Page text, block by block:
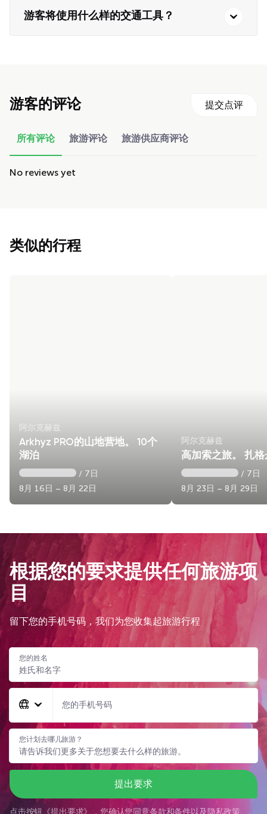
游客将使用什么样的交通工具？
游客的评论 提交点评
所有评论 旅游评论 旅游供应商评论
No reviews yet
类似的行程
阿尔克赫兹
Arkhyz PRO的山地营地。 10个
湖泊
/ 7日
8月 16日 – 8月 22日
阿尔克赫兹
高加索之旅。 扎格
/ 7日
8月 23日 – 8月 29日
根据您的要求提供任何旅游项
目
留下您的手机号码，我们为您收集起旅游行程
您的姓名
您的手机号码
您计划去哪儿旅游？
提出要求
点击按钮《提出要求》，您确认您同意条款和条件以及 隐私政策